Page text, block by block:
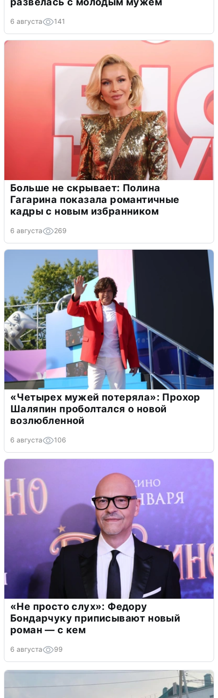
6 августа 141
Больше не скрывает: Полина
Гагарина показала романтичные
кадры с новым избранником
6 августа 269
«Четырех мужей потеряла»: Прохор
Шаляпин проболтался о новой
возлюбленной
6 августа 106
«Не просто слух»: Федору
Бондарчуку приписывают новый
роман — с кем
6 августа 99